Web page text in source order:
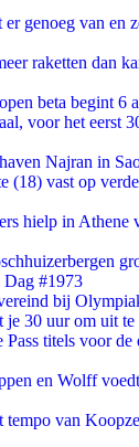
genoeg van en
raketten dan
beta begint 6
voor het eerst
Najran in
(18) vast op
hielp in Athene
Dag #1973
bij
je 30 uur om uit te
titels voor de
en Wolff
van